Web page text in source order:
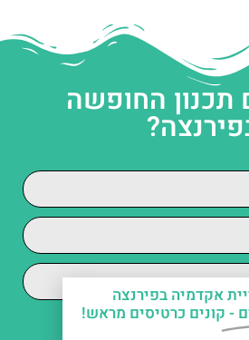
תכנון החופשה
הפרטיות
אקדמיה בפירנצה
- קונים כרטיסים מראש!